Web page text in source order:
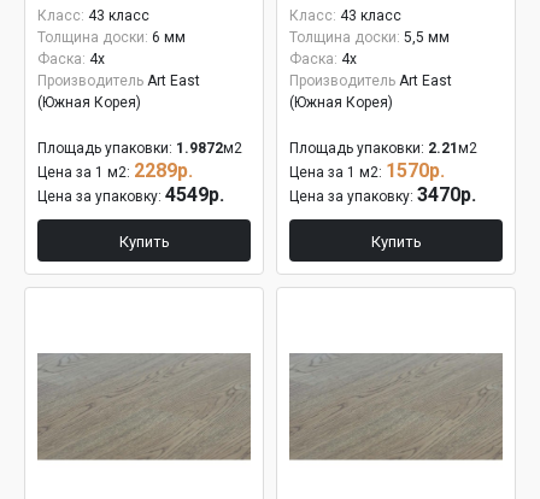
подложкой) 6 мм ASU
810
Класс: 43 класс
Толщина доски: 6 мм
Фаска: 4x
Производитель Art East
(Южная Корея)
Площадь упаковки: 1.9872м2
Цена за 1 м2: 2289р.
Цена за упаковку: 4549р.
Купить
подложкой) ASU 810
Класс: 43 класс
Толщина доски: 5,5 мм
Фаска: 4x
Производитель Art East
(Южная Корея)
Площадь упаковки: 2.21 м2
Цена за 1 м2: 1570р.
Цена за упаковку: 3470р.
Купить